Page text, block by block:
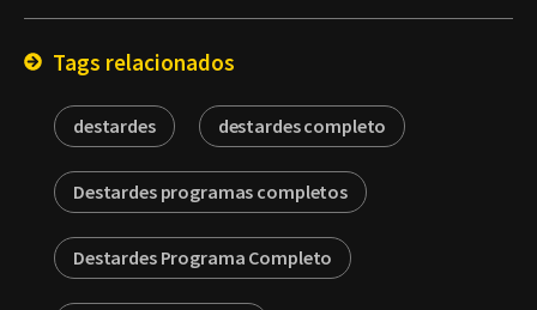
Tags relacionados
destardes destardes completo
Destardes programas completos
Destardes Programa Completo